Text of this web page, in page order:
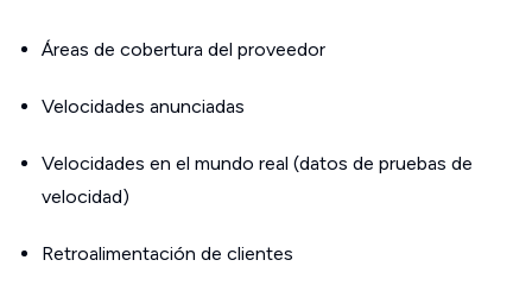
Áreas de cobertura del proveedor
Velocidades anunciadas
Velocidades en el mundo real (datos de pruebas de
velocidad)
Retroalimentación de clientes